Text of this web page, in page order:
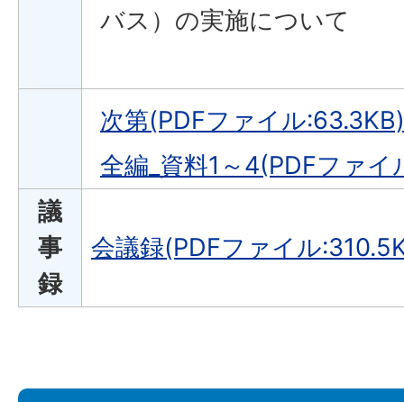
バス）の実施について
次第(PDFファイル:63.3KB)
全編_資料1～4(PDFファイ
議
事
録
会議録(PDFファイル